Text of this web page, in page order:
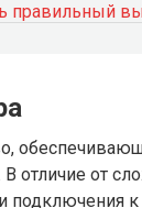
правильный
В отличие от